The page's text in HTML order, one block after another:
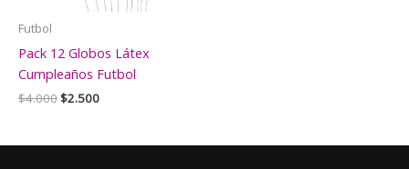
Futbol
Pack 12 Globos Látex
Cumpleaños Futbol
$4.000El
era:
$2.500El
es: